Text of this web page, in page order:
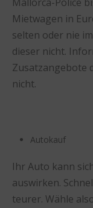
Mietwagen in
selten oder nie
dieser nicht.
Zusatzangebote
nicht.
Autokauf
Ihr Auto kann
auswirken.
teurer. Wähle